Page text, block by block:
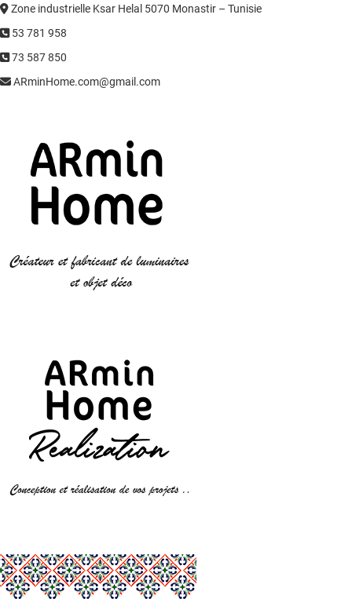
Zone industrielle Ksar Helal 5070 Monastir – Tunisie
53 781 958
73 587 850
ARminHome.com@gmail.com